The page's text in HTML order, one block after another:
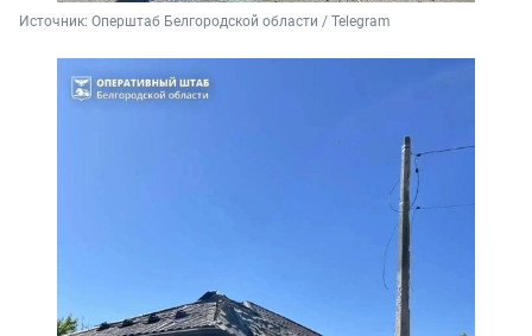
Источник: Оперштаб Белгородской области / Telegram